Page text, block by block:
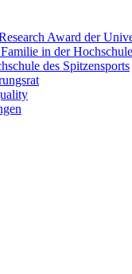
Award der
in der Hochschule
des Spitzensports